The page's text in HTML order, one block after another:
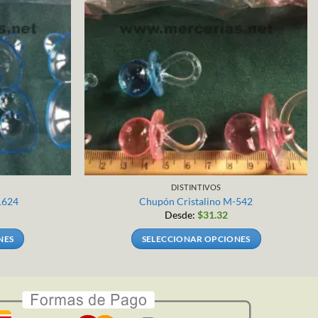
DISTINTIVOS
Chupón Cristalino M-542
Desde: $31.32
SELECCIONAR OPCIONES
múltiples